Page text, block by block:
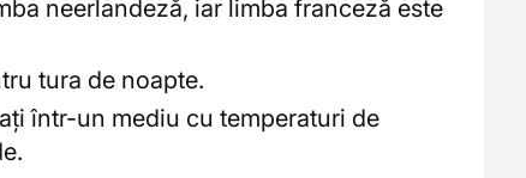
neerlandeză, iar limba franceză este
tura de noapte.
într-un mediu cu temperaturi de